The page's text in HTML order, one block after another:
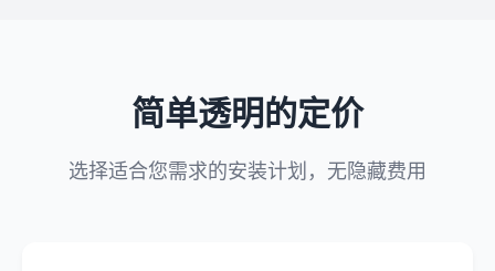
简单透明的定价
选择适合您需求的安装计划，无隐藏费用